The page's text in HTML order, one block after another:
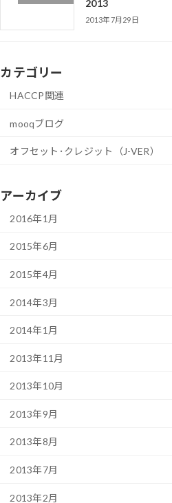
2013
2013年7月29日
カテゴリー
HACCP関連
mooqブログ
オフセット･クレジット（J-VER）
アーカイブ
2016年1月
2015年6月
2015年4月
2014年3月
2014年1月
2013年11月
2013年10月
2013年9月
2013年8月
2013年7月
2013年2月